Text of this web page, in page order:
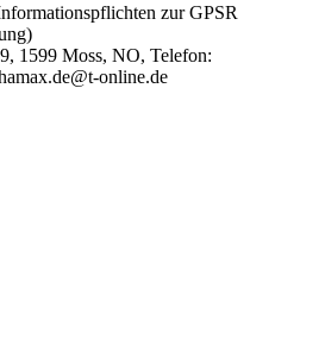
zur GPSR
1599 Moss, NO, Telefon:
online.de